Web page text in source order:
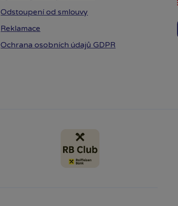
Odstoupení od smlouvy
Reklamace
Ochrana osobních údajů GDPR